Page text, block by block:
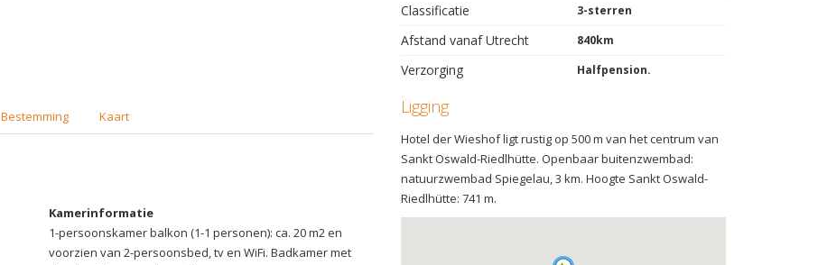
Bestemming Kaart
Kamerinformatie
1-persoonskamer balkon (1-1 personen): ca. 20 m2 en
voorzien van 2-persoonsbed, tv en WiFi. Badkamer met
Classificatie 3-sterren
Afstand vanaf Utrecht 840km
Verzorging Halfpension.
Ligging
Hotel der Wieshof ligt rustig op 500 m van het centrum van
Sankt Oswald-Riedlhütte. Openbaar buitenzwembad:
natuurzwembad Spiegelau, 3 km. Hoogte Sankt Oswald-
Riedlhütte: 741 m.